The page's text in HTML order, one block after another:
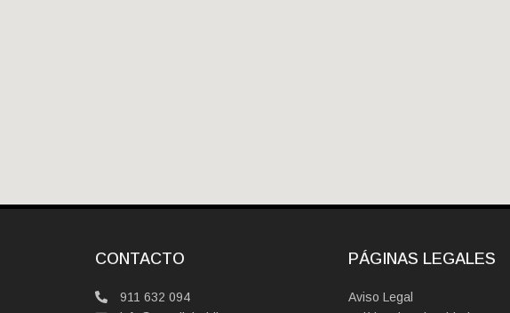
CONTACTO
911 632 094
PÁGINAS LEGALES
Aviso Legal